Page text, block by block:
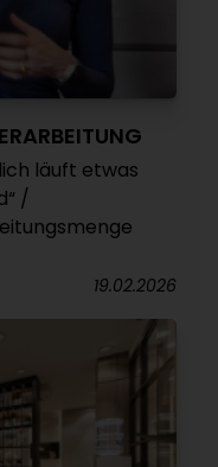
läuft etwas
/
19.02.2026